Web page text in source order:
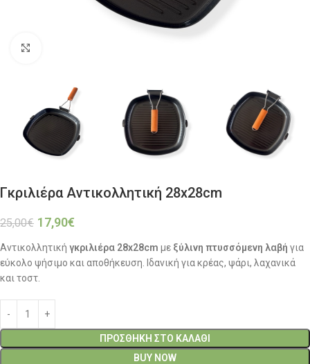
Γκριλιέρα Αντικολλητική 28x28cm
25,00€ 17,90€
Αντικολλητική γκριλιέρα 28x28cm με ξύλινη πτυσσόμενη λαβή για
εύκολο ψήσιμο και αποθήκευση. Ιδανική για κρέας, ψάρι, λαχανικά
και τοστ.
ΠΡΟΣΘΉΚΗ ΣΤΟ ΚΑΛΆΘΙ
BUY NOW